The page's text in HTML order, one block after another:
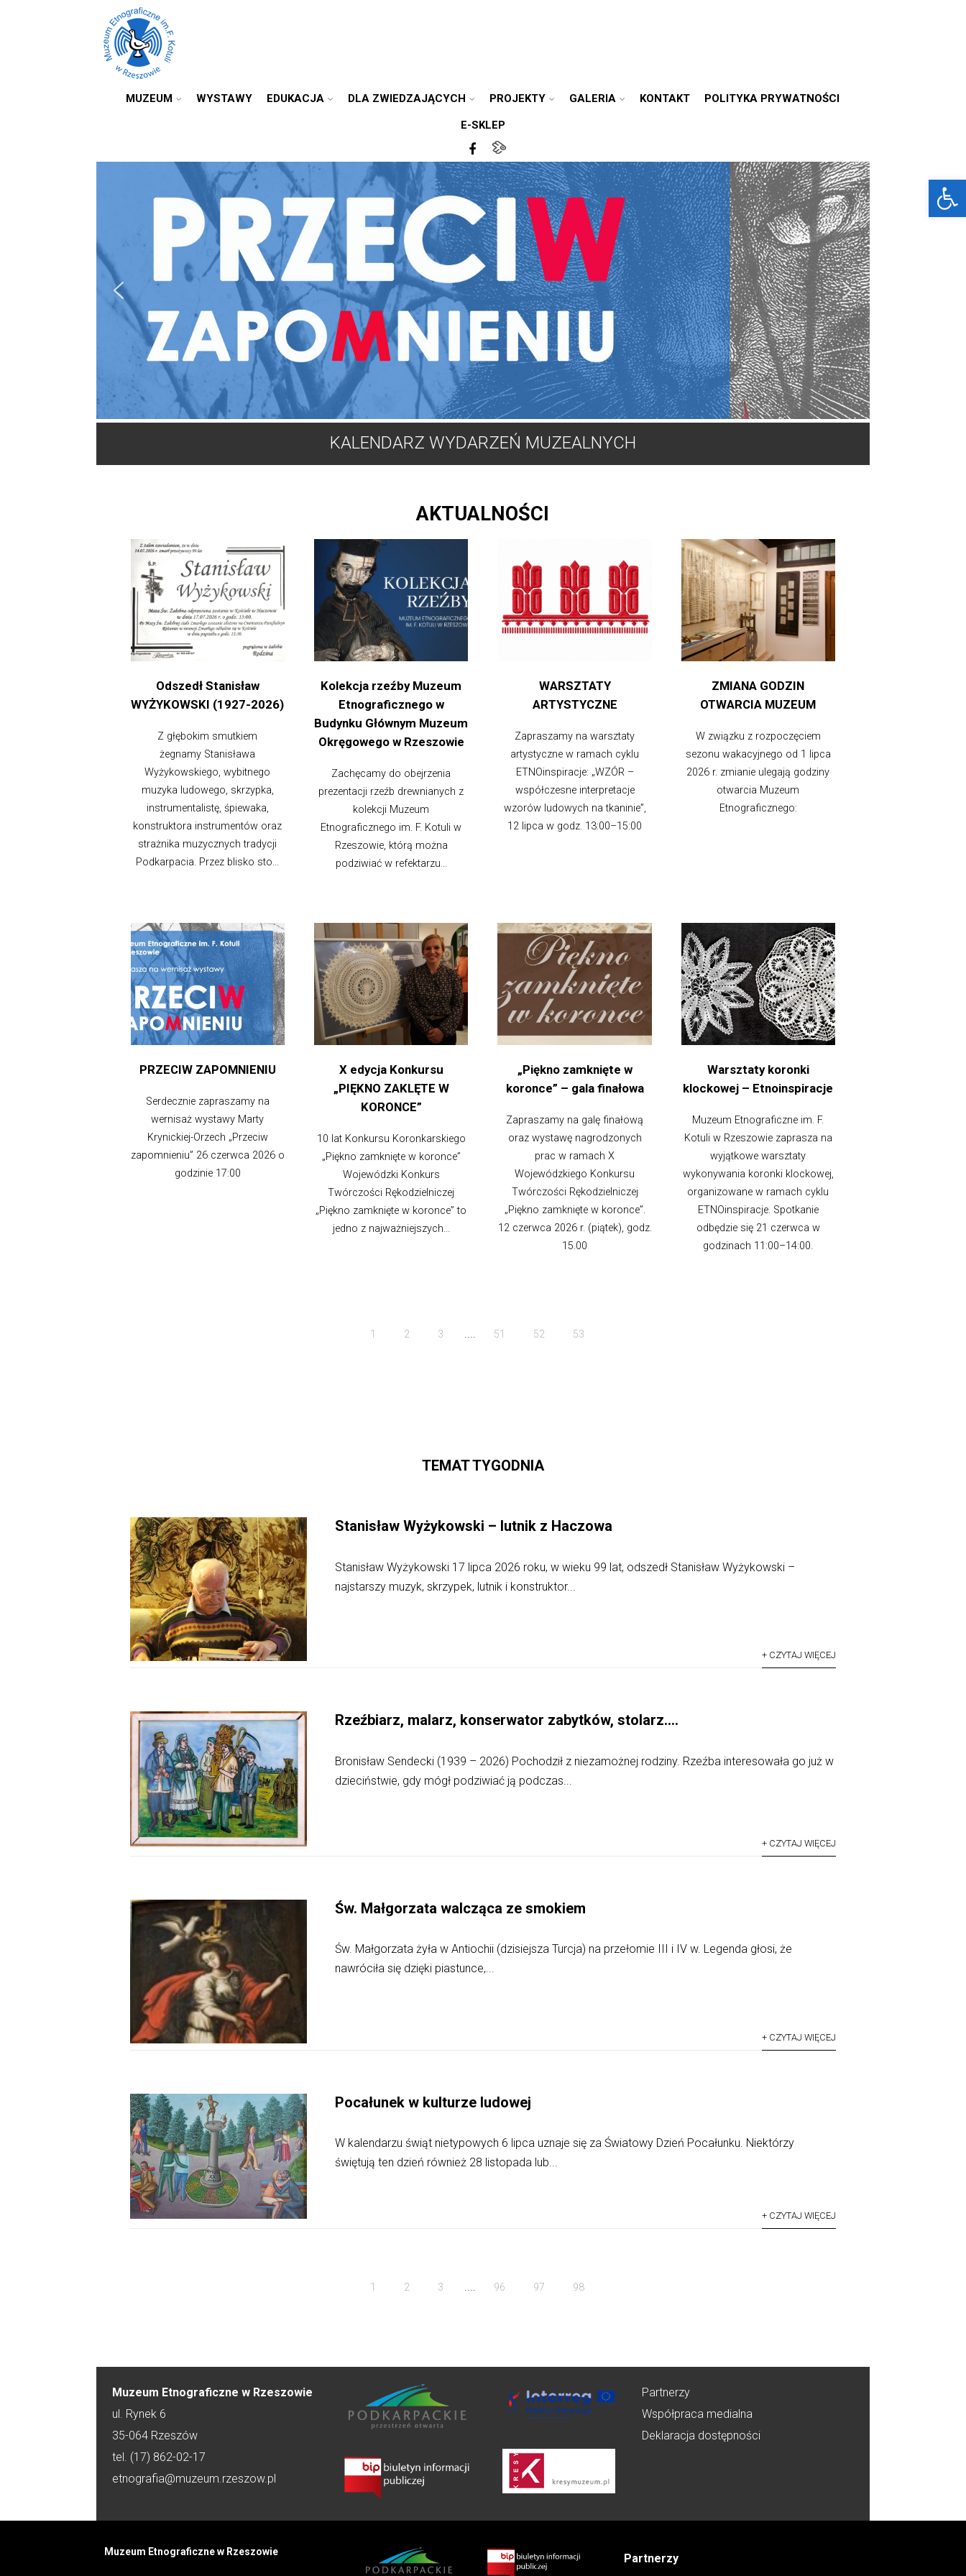
MUZEUM WYSTAWY EDUKACJA DLA ZWIEDZAJĄCYCH PROJEKTY GALERIA KONTAKT POLITYKA PRYWATNOŚCI
E-SKLEP
KALENDARZ WYDARZEŃ MUZEALNYCH
AKTUALNOŚCI
Odszedł Stanisław
WYŻYKOWSKI (1927-2026)
Z głębokim smutkiem
żegnamy Stanisława
Wyżykowskiego, wybitnego
muzyka ludowego, skrzypka,
instrumentalistę, śpiewaka,
konstruktora instrumentów oraz
strażnika muzycznych tradycji
Podkarpacia. Przez blisko sto...
Kolekcja rzeźby Muzeum
Etnograficznego w
Budynku Głównym Muzeum
Okręgowego w Rzeszowie
Zachęcamy do obejrzenia
prezentacji rzeźb drewnianych z
kolekcji Muzeum
Etnograficznego im. F. Kotuli w
Rzeszowie, którą można
podziwiać w refektarzu...
WARSZTATY
ARTYSTYCZNE
Zapraszamy na warsztaty
artystyczne w ramach cyklu
ETNOinspiracje: „WZÓR –
współczesne interpretacje
wzorów ludowych na tkaninie”,
12 lipca w godz. 13:00–15:00
ZMIANA GODZIN
OTWARCIA MUZEUM
W związku z rozpoczęciem
sezonu wakacyjnego od 1 lipca
2026 r. zmianie ulegają godziny
otwarcia Muzeum
Etnograficznego:
PRZECIW ZAPOMNIENIU
Serdecznie zapraszamy na
wernisaż wystawy Marty
Krynickiej-Orzech „Przeciw
zapomnieniu” 26 czerwca 2026 o
godzinie 17:00
X edycja Konkursu
„PIĘKNO ZAKLĘTE W
KORONCE”
10 lat Konkursu Koronkarskiego
„Piękno zamknięte w koronce”
Wojewódzki Konkurs
Twórczości Rękodzielniczej
„Piękno zamknięte w koronce” to
jedno z najważniejszych...
„Piękno zamknięte w
koronce” – gala finałowa
Zapraszamy na galę finałową
oraz wystawę nagrodzonych
prac w ramach X
Wojewódzkiego Konkursu
Twórczości Rękodzielniczej
„Piękno zamknięte w koronce”.
12 czerwca 2026 r. (piątek), godz.
15.00
Warsztaty koronki
klockowej – Etnoinspiracje
Muzeum Etnograficzne im. F.
Kotuli w Rzeszowie zaprasza na
wyjątkowe warsztaty
wykonywania koronki klockowej,
organizowane w ramach cyklu
ETNOinspiracje. Spotkanie
odbędzie się 21 czerwca w
godzinach 11:00–14:00.
1 2 3 .... 51 52 53
TEMAT TYGODNIA
Stanisław Wyżykowski – lutnik z Haczowa
Stanisław Wyżykowski 17 lipca 2026 roku, w wieku 99 lat, odszedł Stanisław Wyżykowski –
najstarszy muzyk, skrzypek, lutnik i konstruktor...
+ CZYTAJ WIĘCEJ
Rzeźbiarz, malarz, konserwator zabytków, stolarz….
Bronisław Sendecki (1939 – 2026) Pochodził z niezamożnej rodziny. Rzeźba interesowała go już w
dzieciństwie, gdy mógł podziwiać ją podczas...
+ CZYTAJ WIĘCEJ
Św. Małgorzata walcząca ze smokiem
Św. Małgorzata żyła w Antiochii (dzisiejsza Turcja) na przełomie III i IV w. Legenda głosi, że
nawróciła się dzięki piastunce,...
+ CZYTAJ WIĘCEJ
Pocałunek w kulturze ludowej
W kalendarzu świąt nietypowych 6 lipca uznaje się za Światowy Dzień Pocałunku. Niektórzy
świętują ten dzień również 28 listopada lub...
+ CZYTAJ WIĘCEJ
1 2 3 .... 96 97 98
Muzeum Etnograficzne w Rzeszowie
ul. Rynek 6
35-064 Rzeszów
tel. (17) 862-02-17
etnografia@muzeum.rzeszow.pl
Partnerzy
Współpraca medialna
Deklaracja dostępności
Muzeum Etnograficzne w Rzeszowie
Partnerzy